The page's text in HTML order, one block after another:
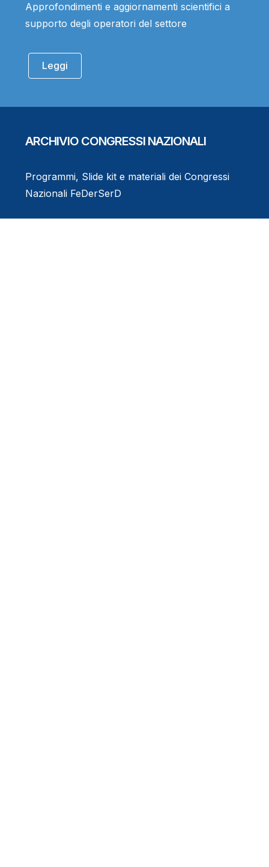
Approfondimenti e aggiornamenti scientifici a
supporto degli operatori del settore
Leggi
ARCHIVIO CONGRESSI NAZIONALI
Programmi, Slide kit e materiali dei Congressi
Nazionali FeDerSerD